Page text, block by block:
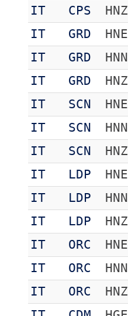
IT
CPS HNZ
IT
GRD HNE
IT
GRD HNN
IT
GRD HNZ
IT
SCN HNE
IT
SCN HNN
IT
SCN HNZ
IT
LDP HNE
IT
LDP HNN
IT
LDP HNZ
IT
ORC HNE
IT
ORC HNN
IT
ORC HNZ